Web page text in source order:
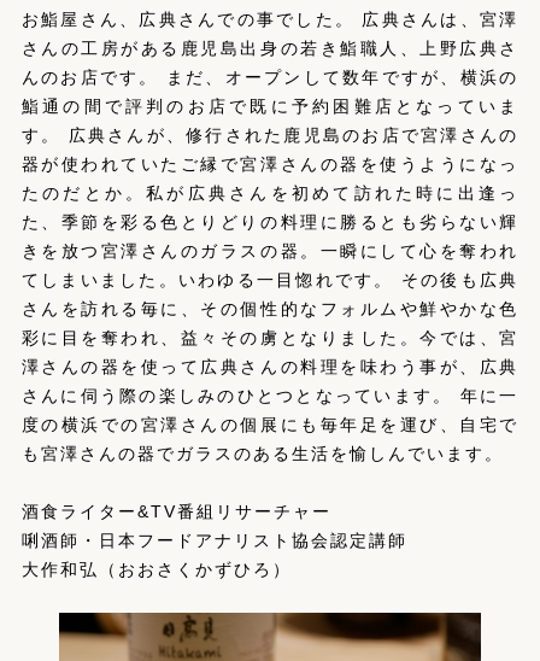
お鮨屋さん、広典さんでの事でした。 広典さんは、宮澤
さんの工房がある鹿児島出身の若き鮨職人、上野広典さ
んのお店です。 まだ、オープンして数年ですが、横浜の
鮨通の間で評判のお店で既に予約困難店となっていま
す。 広典さんが、修行された鹿児島のお店で宮澤さんの
器が使われていたご縁で宮澤さんの器を使うようになっ
たのだとか。私が広典さんを初めて訪れた時に出逢っ
た、季節を彩る色とりどりの料理に勝るとも劣らない輝
きを放つ宮澤さんのガラスの器。一瞬にして心を奪われ
てしまいました。いわゆる一目惚れです。 その後も広典
さんを訪れる毎に、その個性的なフォルムや鮮やかな色
彩に目を奪われ、益々その虜となりました。今では、宮
澤さんの器を使って広典さんの料理を味わう事が、広典
さんに伺う際の楽しみのひとつとなっています。 年に一
度の横浜での宮澤さんの個展にも毎年足を運び、自宅で
も宮澤さんの器でガラスのある生活を愉しんでいます。
酒食ライター&TV番組リサーチャー
唎酒師・日本フードアナリスト協会認定講師
大作和弘（おおさくかずひろ）